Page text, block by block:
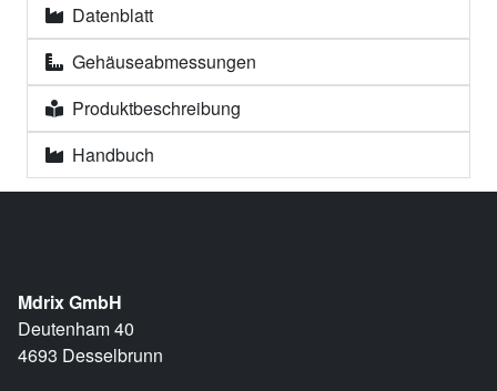
Datenblatt
Gehäuseabmessungen
Produktbeschreibung
Handbuch
Mdrix GmbH
Deutenham 40
4693 Desselbrunn